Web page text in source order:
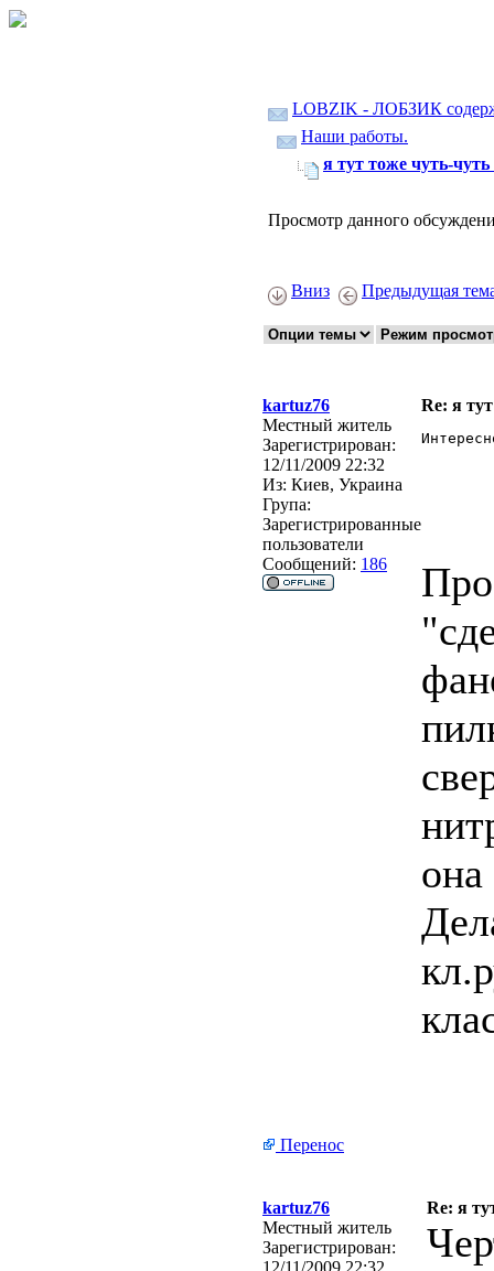
LOBZIK - ЛОБЗИК
Наши работы.
я тут тоже чуть-
Просмотр данного
Вниз Предыдущая
kartuz76
Re: я
Местный житель
Зарегистрирован:
12/11/2009 22:32
Из: Киев, Украина
Група:
Зарегистрированные
пользователи
Сообщений: 186
Перенос
kartuz76
Re: я
Местный житель
Зарегистрирован:
12/11/2009 22:32